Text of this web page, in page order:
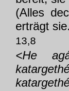
(Alles
erträgt
13,8
<He